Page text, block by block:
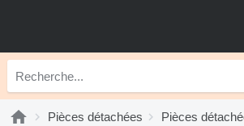
Pièces détachées Pièces